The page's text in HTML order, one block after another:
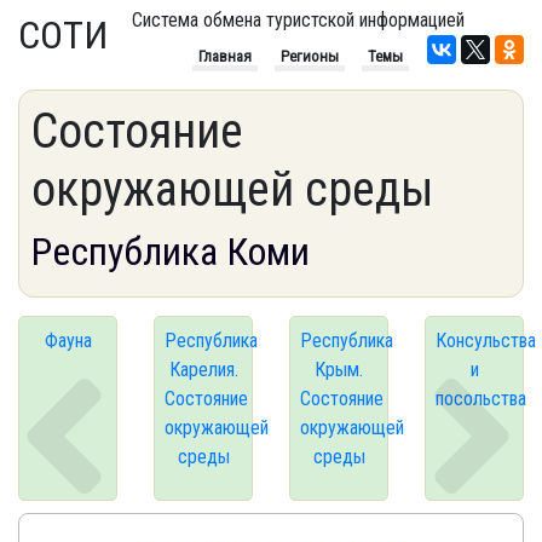
СОТИ Система обмена туристской информацией
Главная Регионы Темы
Состояние
окружающей среды
Республика Коми
Фауна
Республика
Карелия.
Состояние
окружающей
среды
Республика
Крым.
Состояние
окружающей
среды
Консульства
и
посольства